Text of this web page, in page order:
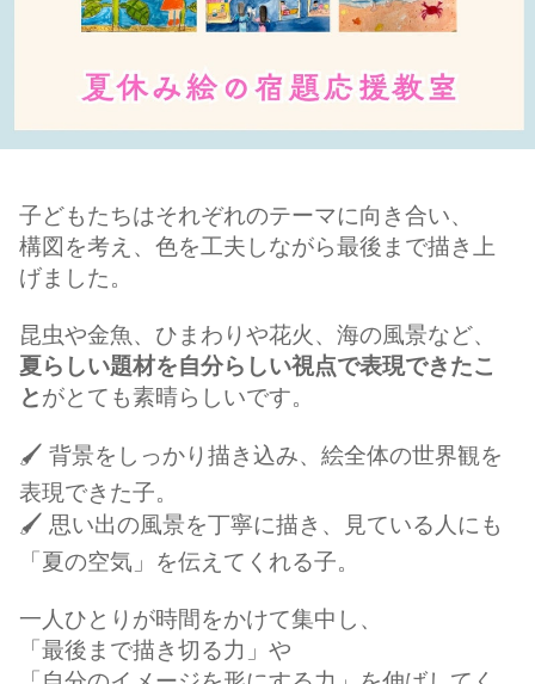
子どもたちはそれぞれのテーマに向き合い、
構図を考え、色を工夫しながら最後まで描き上
げました。
昆虫や金魚、ひまわりや花火、海の風景など、
夏らしい題材を自分らしい視点で表現できたこ
とがとても素晴らしいです。
🖌️ 背景をしっかり描き込み、絵全体の世界観を
表現できた子。
🖌️ 思い出の風景を丁寧に描き、見ている人にも
「夏の空気」を伝えてくれる子。
一人ひとりが時間をかけて集中し、
「最後まで描き切る力」や